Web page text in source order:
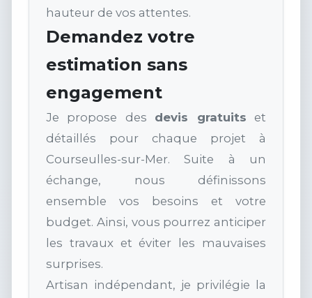
hauteur de vos attentes.
Demandez votre
estimation sans
engagement
Je propose des devis gratuits et
détaillés pour chaque projet à
Courseulles-sur-Mer. Suite à un
échange, nous définissons
ensemble vos besoins et votre
budget. Ainsi, vous pourrez anticiper
les travaux et éviter les mauvaises
surprises.
Artisan indépendant, je privilégie la